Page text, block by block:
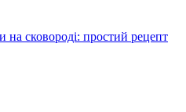
сковороді: простий рецепт